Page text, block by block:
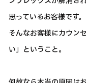
思っているお客様です。
そんなお客様にカウン
い」ということ。